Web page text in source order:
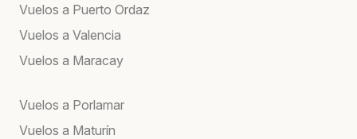
Vuelos a Puerto Ordaz
Vuelos a Valencia
Vuelos a Maracay
Vuelos a Porlamar
Vuelos a Maturín